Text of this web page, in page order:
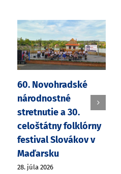
60. Novohradské
národnostné
stretnutie a 30.
celoštátny folklórny
festival Slovákov v
Maďarsku
28. júla 2026